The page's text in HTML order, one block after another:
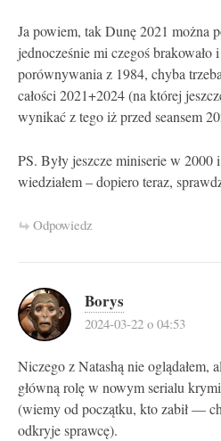
Ja powiem, tak Dunę 2021 można
jednocześnie mi czegoś brakowało
porównywania z 1984, chyba
całości 2021+2024 (na której
wynikać z tego iż przed seansem
PS. Były jeszcze miniserie w
wiedziałem – dopiero teraz,
Odpowiedz
Borys
2024-03-22 o 04:53
Niczego z Natashą nie oglądałem,
główną rolę w nowym serialu
(wiemy od początku, kto zabił —
odkryje sprawcę).